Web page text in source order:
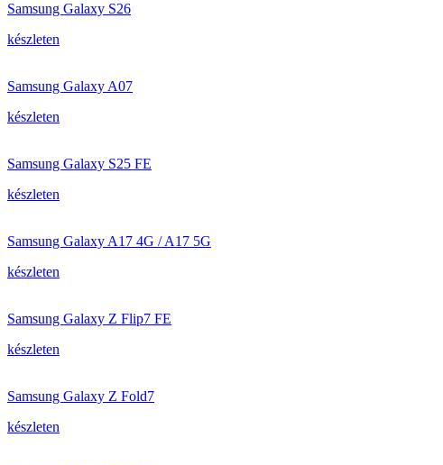
Samsung Galaxy S26
készleten
Samsung Galaxy A07
készleten
Samsung Galaxy S25 FE
készleten
Samsung Galaxy A17 4G / A17 5G
készleten
Samsung Galaxy Z Flip7 FE
készleten
Samsung Galaxy Z Fold7
készleten